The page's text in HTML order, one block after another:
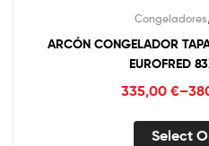
Congeladores,
ARCÓN CONGELADOR
EUROFRED
335,00 €–
Select